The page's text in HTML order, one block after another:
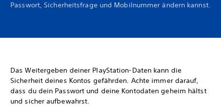
Passwort, Sicherheitsfrage und Mobilnummer ändern kannst.
Das Weitergeben deiner PlayStation-Daten kann die
Sicherheit deines Kontos gefährden. Achte immer darauf,
dass du dein Passwort und deine Kontodaten geheim hältst
und sicher aufbewahrst.